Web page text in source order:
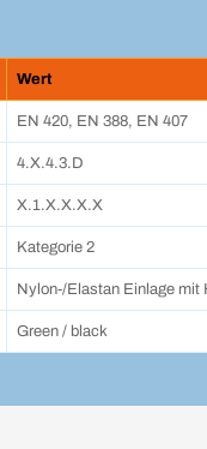
Wert
EN 420, EN 388, EN 407
4.X.4.3.D
X.1.X.X.X.X
Kategorie 2
Nylon-/Elastan Einlage mit
Green / black